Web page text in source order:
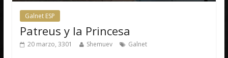
Galnet ESP
Patreus y la Princesa
20 marzo, 3301 Shemuev Galnet